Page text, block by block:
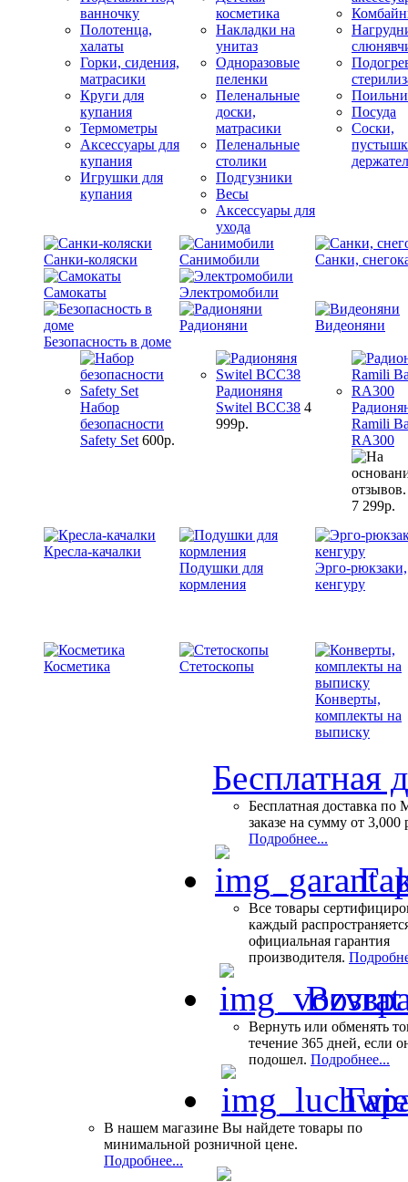
ванночку
Полотенца,
халаты
Горки, сидения,
матрасики
Круги для
купания
Термометры
Аксессуары для
купания
Игрушки для
купания
косметика
Накладки на
унитаз
Одноразовые
пеленки
Пеленальные
доски,
матрасики
Пеленальные
столики
Подгузники
Весы
Аксессуары для
ухода
Посуда
Соски,
Санки-коляски Санимобили Санки,
Самокаты Электромобили
Безопасность в доме
Радионяни Видеоняни
Набор
безопасности
Safety Set 600р.
Радионяня
Switel BCC38 4
999р.
Ramili
RA300
7 299р.
Кресла-качалки
Подушки для
кормления
Эрго-рюкзаки,
кенгуру
Косметика Стетоскопы
Конверты,
комплекты на
выписку
Бесплатная
Бесплатная доставка по
заказе на сумму от 3,000
Подробнее...
Все товары
каждый
официальная гарантия
производителя.
Вернуть или обменять
течение 365 дней, если
подошел. Подробнее...
В нашем магазине Вы найдете товары по
минимальной розничной цене.
Подробнее...